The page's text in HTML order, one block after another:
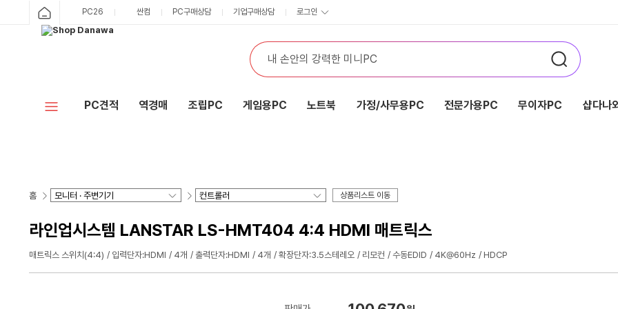
PC26 싼컴 PC구매상담 기업구매상담 로그인
PC견적 역경매 조립PC 게임용PC 노트북 가정/사무용PC 전문가용PC 무이자PC 샵다나
홈 상품리스트 이동
라인업시스템 LANSTAR LS-HMT404 4:4 HDMI 매트릭스
매트릭스 스위치(4:4) 입력단자:HDMI 4개 출력단자:HDMI 4개 확장단자:3.5스테레오 리모컨 수동EDID 4K@60Hz HDCP